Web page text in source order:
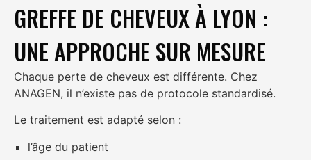
GREFFE DE CHEVEUX À LYON :
UNE APPROCHE SUR MESURE
Chaque perte de cheveux est différente. Chez
ANAGEN, il n’existe pas de protocole standardisé.
Le traitement est adapté selon :
l’âge du patient